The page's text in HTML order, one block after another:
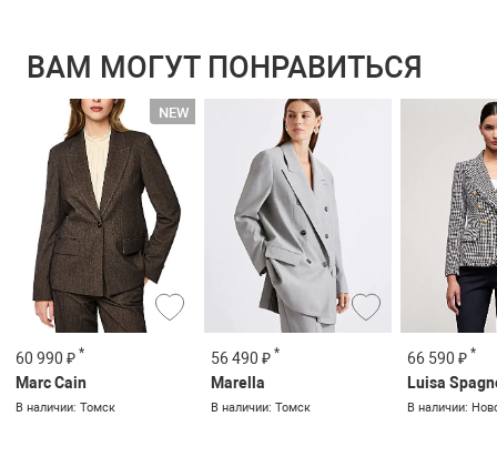
ВАМ МОГУТ ПОНРАВИТЬСЯ
60 990 ₽ *
Marc Cain
В наличии: Томск
56 490 ₽ *
Marella
В наличии: Томск
66 590 ₽ *
Luisa
В наличии: